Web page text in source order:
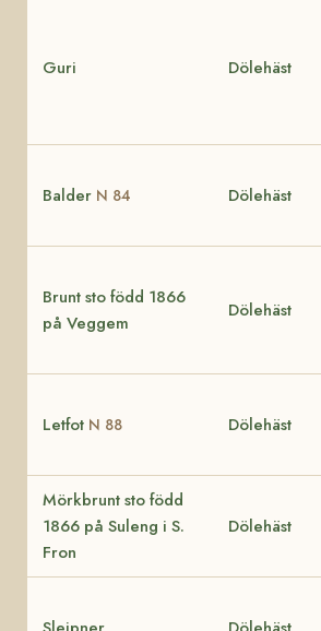
Guri Dölehäst
Balder N 84 Dölehäst
Brunt sto född 1866
på Veggem
Dölehäst
Letfot N 88 Dölehäst
Mörkbrunt sto född
1866 på Suleng i S.
Fron
Dölehäst